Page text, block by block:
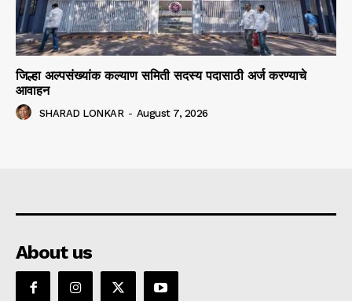
जिल्हा अल्पसंख्यांक कल्याण समिती सदस्य पदासाठी अर्ज करण्याचे
आवाहन
SHARAD LONKAR - August 7, 2026
About us